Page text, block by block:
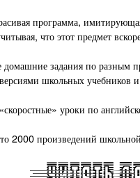
программа,
что этот предмет
задания по разным
школьных учебников
уроки по
2000 произведений